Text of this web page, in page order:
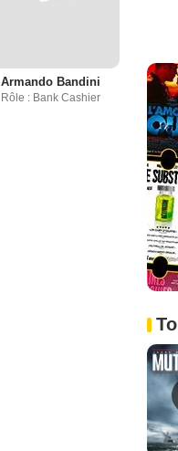
Armando Bandini
Rôle : Bank Cashier